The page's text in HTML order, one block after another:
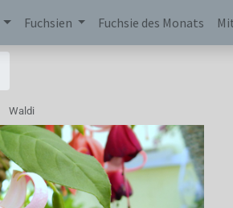
Fuchsien Fuchsie des Monats
Waldi